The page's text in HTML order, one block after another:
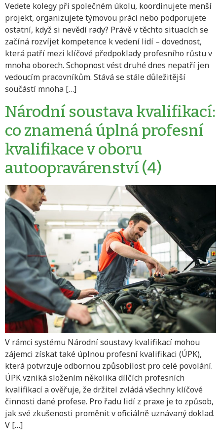
Vedete kolegy při společném úkolu, koordinujete menší
projekt, organizujete týmovou práci nebo podporujete
ostatní, když si nevědí rady? Právě v těchto situacích se
začíná rozvíjet kompetence k vedení lidí – dovednost,
která patří mezi klíčové předpoklady profesního růstu v
mnoha oborech. Schopnost vést druhé dnes nepatří jen
vedoucím pracovníkům. Stává se stále důležitější
součástí mnoha […]
Národní soustava kvalifikací:
co znamená úplná profesní
kvalifikace v oboru
autoopravárenství (4)
V rámci systému Národní soustavy kvalifikací mohou
zájemci získat také úplnou profesní kvalifikaci (ÚPK),
která potvrzuje odbornou způsobilost pro celé povolání.
ÚPK vzniká složením několika dílčích profesních
kvalifikací a ověřuje, že držitel zvládá všechny klíčové
činnosti dané profese. Pro řadu lidí z praxe je to způsob,
jak své zkušenosti proměnit v oficiálně uznávaný doklad.
V […]